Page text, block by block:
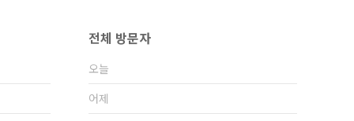
전체 방문자
오늘
어제